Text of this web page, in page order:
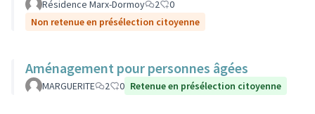
Résidence Marx-Dormoy 2
0
Non retenue en présélection citoyenne
Aménagement pour personnes âgées
MARGUERITE 2 0 Retenue en présélection citoyenne